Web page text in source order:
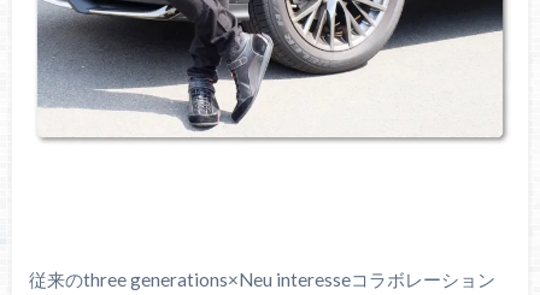
従来のthree generations×Neu interesseコラボレーション